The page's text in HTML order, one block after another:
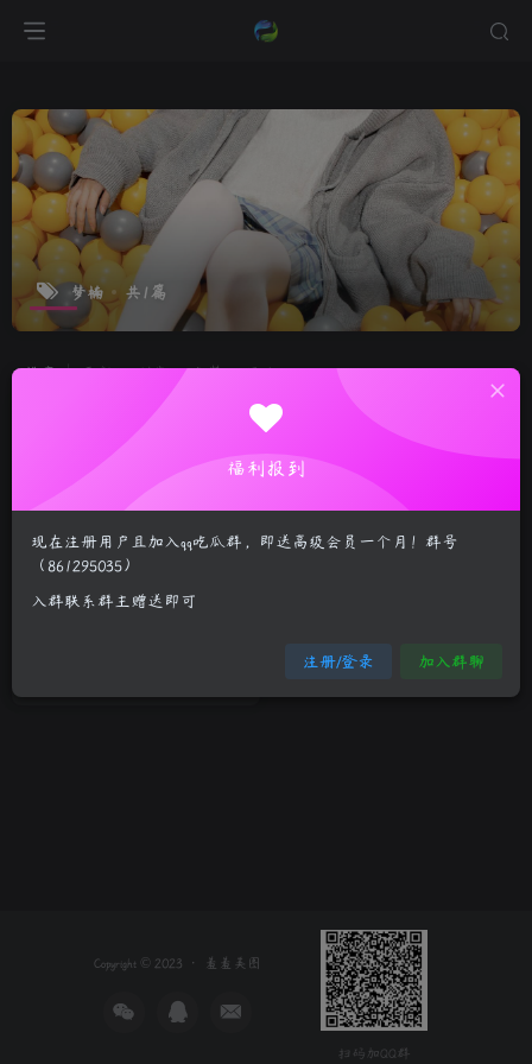
梦楠 共1篇
排序 更新 浏览 点赞 评论
嗲囡囡梦一般的青春女孩梦楠
Copyright © 2023 · 羞羞美图
扫码加QQ群
福利报到
现在注册用户且加入qq吃瓜群，即送高级会员一个月！群号
（861295035）
入群联系群主赠送即可
注册/登录 加入群聊